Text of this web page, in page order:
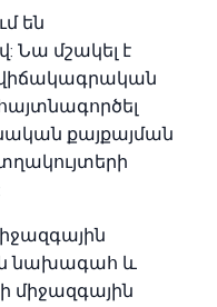
են
Նա մշակել է
քայքայման
նախագահ և
միջազգային